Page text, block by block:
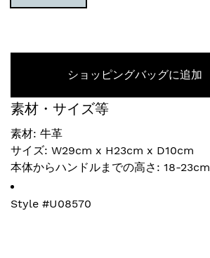
ショッピングバッグに追加
素材・サイズ等
素材: 牛革
サイズ: W29cm x H23cm x D10cm
本体からハンドルまでの高さ: 18-23cm
Style #U08570